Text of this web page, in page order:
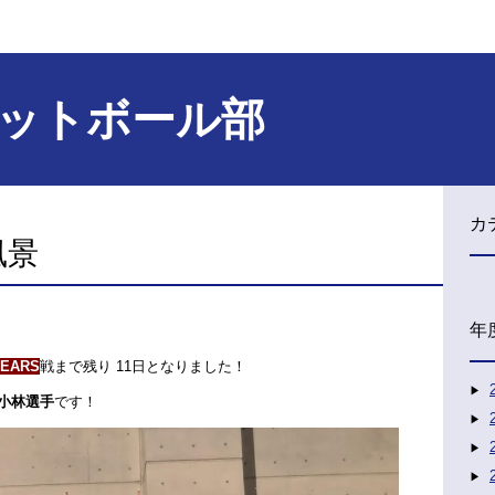
トボール部
戦まで残り 11日となりました！
林選手です！
カ
年